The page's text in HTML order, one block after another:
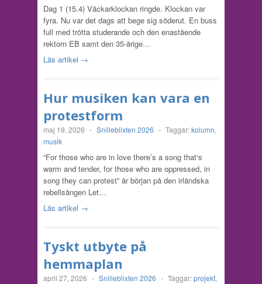
Dag 1 (15.4) Väckarklockan ringde. Klockan var
fyra. Nu var det dags att bege sig söderut. En buss
full med trötta studerande och den enastående
rektorn EB samt den 35-årige…
Läs artikel →
Hur musiken kan vara en
protestform
maj 19, 2026 - Snilleblixten 2026 - Taggar:kolumn,
musik
“For those who are in love there’s a song that‘s
warm and tender, for those who are oppressed, in
song they can protest” är början på den irländska
rebellsången Let…
Läs artikel →
Tyskt utbyte på
hemmaplan
april 27, 2026 - Snilleblixten 2026 - Taggar:projekt,